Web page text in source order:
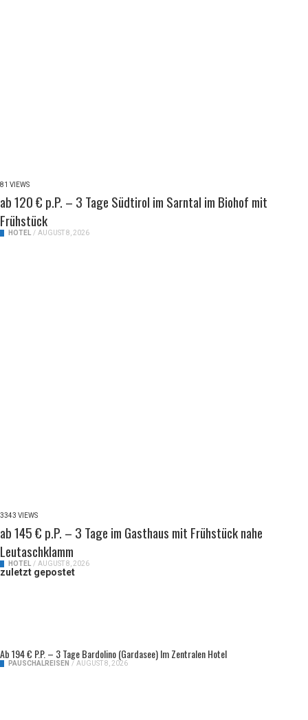
81 VIEWS
ab 120 € p.P. – 3 Tage Südtirol im Sarntal im Biohof mit
Frühstück
HOTEL / AUGUST 8, 2026
3343 VIEWS
ab 145 € p.P. – 3 Tage im Gasthaus mit Frühstück nahe
Leutaschklamm
HOTEL / AUGUST 8, 2026
zuletzt gepostet
Ab 194 € P.P. – 3 Tage Bardolino (Gardasee) Im Zentralen Hotel
PAUSCHALREISEN / AUGUST 8, 2026